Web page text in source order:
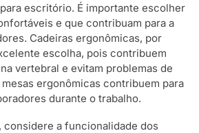
escritório. É importante escolher
e que contribuam para a
Cadeiras ergonômicas, por
escolha, pois contribuem
vertebral e evitam problemas de
ergonômicas contribuem para
durante o trabalho.
considere a funcionalidade dos